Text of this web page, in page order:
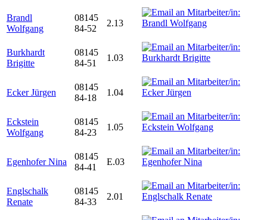
Brandl
Wolfgang
08145
84-52
2.13
Burkhardt
Brigitte
08145
84-51
1.03
Ecker Jürgen
08145
84-18
1.04
Eckstein
Wolfgang
08145
84-23
1.05
Egenhofer Nina
08145
84-41
E.03
Englschalk
Renate
08145
84-33
2.01